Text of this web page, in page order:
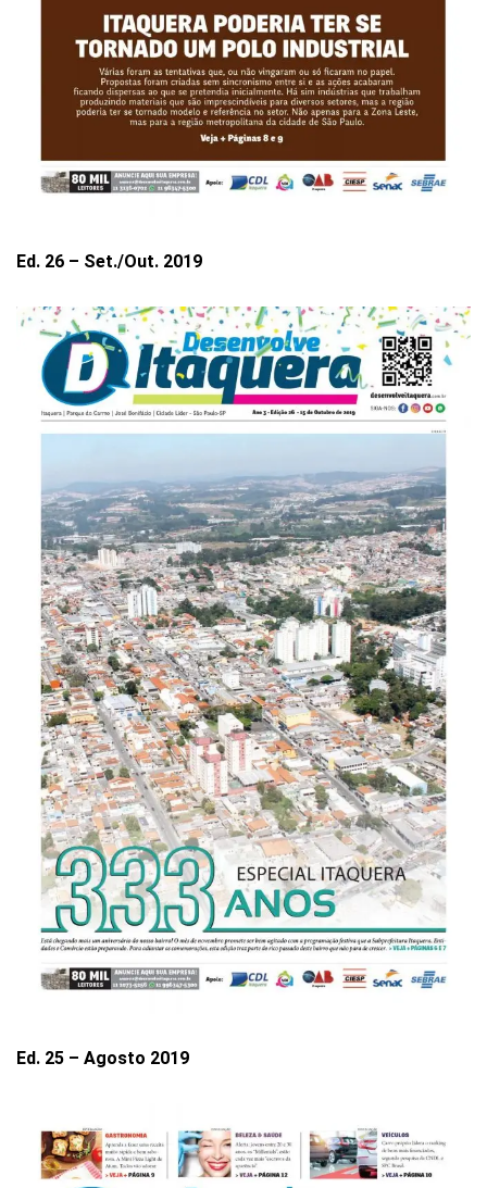
Ed. 26 – Set./Out. 2019
Ed. 25 – Agosto 2019